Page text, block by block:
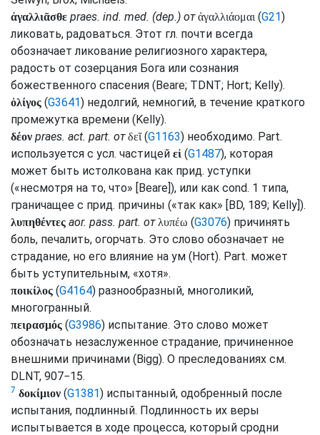
ἀγαλλιᾶσθε praes. ind. med. (dep.) от ἀγαλλιάομαι(G21)
ликовать, радоваться. Этот гл. почти всегда
обозначает ликование религиозного характера,
радость от созерцания Бога или сознания
божественного спасения (Beare; TDNT; Hort; Kelly).
ὀλίγος (G3641) недолгий, немногий, в течение краткого
промежутка времени (Kelly).
δέον praes. act. part. от δεῖ(G1163) необходимо. Part.
используется с усл. частицей εἰ (G1487), которая
может быть истолкована как прид. уступки
(«несмотря на то, что» [Beare]), или как cond. 1 типа,
граничащее с прид. причины («так как» [BD, 189; Kelly]).
λυπηθέντες aor. pass. part. от λυπέω (G3076) причинять
боль, печалить, огорчать. Это слово обозначает не
страдание, но его влияние на ум (Hort). Part. может
быть уступительным, «хотя».
ποικίλος (G4164) разнообразный, многоликий,
многогранный.
πειρασμός (G3986) испытание. Это слово может
обозначать незаслуженное страдание, причиненное
внешними причинами (Bigg). О преследованиях см.
DLNT, 907−15.
7 δοκίμιον (G1381) испытанный, одобренный после
испытания, подлинный. Подлинность их веры
испытывается в ходе процесса, который сродни